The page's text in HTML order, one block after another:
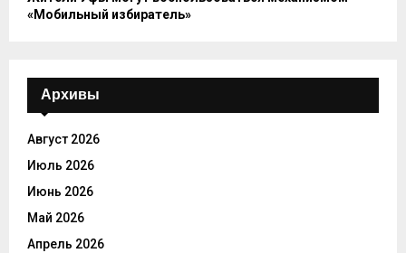
«Мобильный избиратель»
Архивы
Август 2026
Июль 2026
Июнь 2026
Май 2026
Апрель 2026